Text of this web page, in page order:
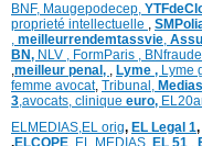
BNF, Maugepodecep,
proprieté intellectuelle ,
, meilleurrendemtassvie,
BN, NLV , FormParis , BNfraude
,meilleur penal, , Lyme , Lyme
femme avocat, Tribunal,
3,avocats, clinique euro,
ELMEDIAS,EL orig, EL Legal 1,